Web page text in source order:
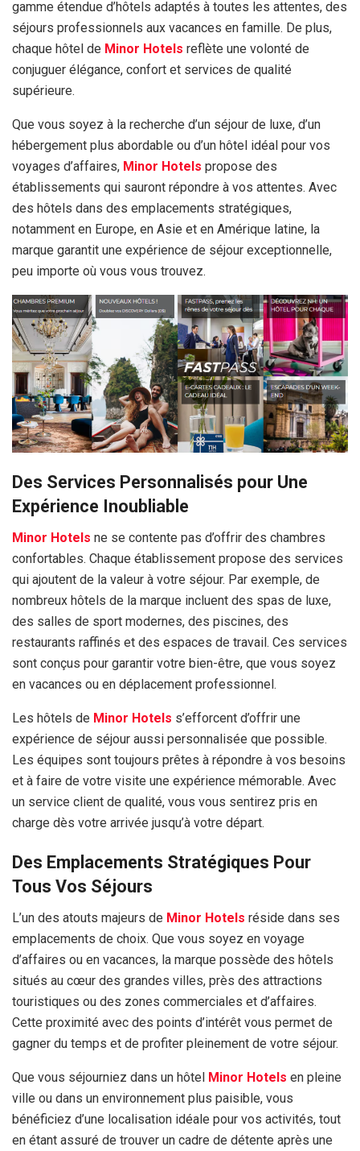
gamme étendue d’hôtels adaptés à toutes les attentes, des
séjours professionnels aux vacances en famille. De plus,
chaque hôtel de Minor Hotels reflète une volonté de
conjuguer élégance, confort et services de qualité
supérieure.
Que vous soyez à la recherche d’un séjour de luxe, d’un
hébergement plus abordable ou d’un hôtel idéal pour vos
voyages d’affaires, Minor Hotels propose des
établissements qui sauront répondre à vos attentes. Avec
des hôtels dans des emplacements stratégiques,
notamment en Europe, en Asie et en Amérique latine, la
marque garantit une expérience de séjour exceptionnelle,
peu importe où vous vous trouvez.
Des Services Personnalisés pour Une
Expérience Inoubliable
Minor Hotels ne se contente pas d’offrir des chambres
confortables. Chaque établissement propose des services
qui ajoutent de la valeur à votre séjour. Par exemple, de
nombreux hôtels de la marque incluent des spas de luxe,
des salles de sport modernes, des piscines, des
restaurants raffinés et des espaces de travail. Ces services
sont conçus pour garantir votre bien-être, que vous soyez
en vacances ou en déplacement professionnel.
Les hôtels de Minor Hotels s’efforcent d’offrir une
expérience de séjour aussi personnalisée que possible.
Les équipes sont toujours prêtes à répondre à vos besoins
et à faire de votre visite une expérience mémorable. Avec
un service client de qualité, vous vous sentirez pris en
charge dès votre arrivée jusqu’à votre départ.
Des Emplacements Stratégiques Pour
Tous Vos Séjours
L’un des atouts majeurs de Minor Hotels réside dans ses
emplacements de choix. Que vous soyez en voyage
d’affaires ou en vacances, la marque possède des hôtels
situés au cœur des grandes villes, près des attractions
touristiques ou des zones commerciales et d’affaires.
Cette proximité avec des points d’intérêt vous permet de
gagner du temps et de profiter pleinement de votre séjour.
Que vous séjourniez dans un hôtel Minor Hotels en pleine
ville ou dans un environnement plus paisible, vous
bénéficiez d’une localisation idéale pour vos activités, tout
en étant assuré de trouver un cadre de détente après une